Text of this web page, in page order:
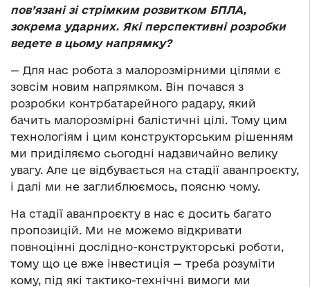
пов’язані зі стрімким розвитком БПЛА,
зокрема ударних. Які перспективні розробки
ведете в цьому напрямку?
— Для нас робота з малорозмірними цілями є
зовсім новим напрямком. Він почався з
розробки контрбатарейного радару, який
бачить малорозмірні балістичні цілі. Тому цим
технологіям і цим конструкторським рішенням
ми приділяємо сьогодні надзвичайно велику
увагу. Але це відбувається на стадії аванпроєкту,
і далі ми не заглиблюємось, поясню чому.
На стадії аванпроєкту в нас є досить багато
пропозицій. Ми не можемо відкривати
повноцінні дослідно-конструкторські роботи,
тому що це вже інвестиція — треба розуміти
кому, під які тактико-технічні вимоги ми